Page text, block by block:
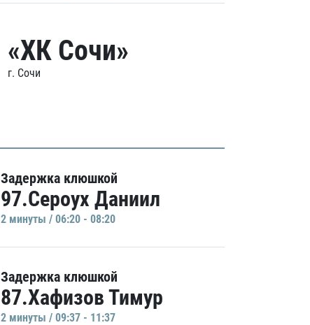
«ХК Сочи»
г. Сочи
Задержка клюшкой
97.Сероух Даниил
2 минуты / 06:20 - 08:20
Задержка клюшкой
87.Хафизов Тимур
2 минуты / 09:37 - 11:37